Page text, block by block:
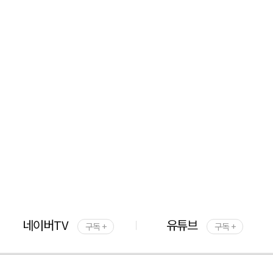
네이버TV 구독 + 유튜브 구독 +